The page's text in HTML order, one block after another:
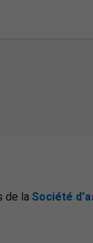
de laSociété